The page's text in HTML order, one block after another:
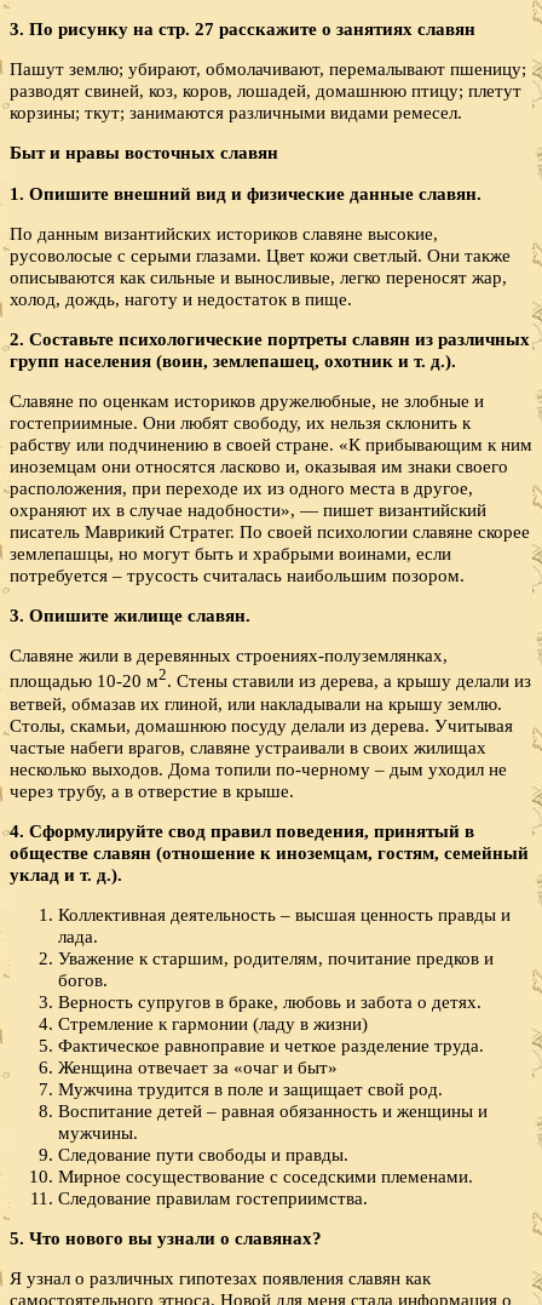
3. По рисунку на стр. 27 расскажите о занятиях славян
Пашут землю; убирают, обмолачивают, перемалывают пшеницу;
разводят свиней, коз, коров, лошадей, домашнюю птицу; плетут
корзины; ткут; занимаются различными видами ремесел.
Быт и нравы восточных славян
1. Опишите внешний вид и физические данные славян.
По данным византийских историков славяне высокие,
русоволосые с серыми глазами. Цвет кожи светлый. Они также
описываются как сильные и выносливые, легко переносят жар,
холод, дождь, наготу и недостаток в пище.
2. Составьте психологические портреты славян из различных
групп населения (воин, землепашец, охотник и т. д.).
Славяне по оценкам историков дружелюбные, не злобные и
гостеприимные. Они любят свободу, их нельзя склонить к
рабству или подчинению в своей стране. «К прибывающим к ним
иноземцам они относятся ласково и, оказывая им знаки своего
расположения, при переходе их из одного места в другое,
охраняют их в случае надобности», — пишет византийский
писатель Маврикий Стратег. По своей психологии славяне скорее
землепашцы, но могут быть и храбрыми воинами, если
потребуется – трусость считалась наибольшим позором.
3. Опишите жилище славян.
Славяне жили в деревянных строениях-полуземлянках,
площадью 10-20 м2. Стены ставили из дерева, а крышу делали из
ветвей, обмазав их глиной, или накладывали на крышу землю.
Столы, скамьи, домашнюю посуду делали из дерева. Учитывая
частые набеги врагов, славяне устраивали в своих жилищах
несколько выходов. Дома топили по-черному – дым уходил не
через трубу, а в отверстие в крыше.
4. Сформулируйте свод правил поведения, принятый в
обществе славян (отношение к иноземцам, гостям, семейный
уклад и т. д.).
Коллективная деятельность – высшая ценность правды и
лада.
Уважение к старшим, родителям, почитание предков и
богов.
Верность супругов в браке, любовь и забота о детях.
Стремление к гармонии (ладу в жизни)
Фактическое равноправие и четкое разделение труда.
Женщина отвечает за «очаг и быт»
Мужчина трудится в поле и защищает свой род.
Воспитание детей – равная обязанность и женщины и
мужчины.
Следование пути свободы и правды.
Мирное сосуществование с соседскими племенами.
Следование правилам гостеприимства.
5. Что нового вы узнали о славянах?
Я узнал о различных гипотезах появления славян как
самостоятельного этноса. Новой для меня стала информация о